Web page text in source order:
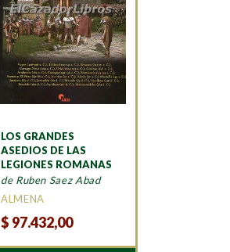
LOS GRANDES
ASEDIOS DE LAS
LEGIONES ROMANAS
de Ruben Saez Abad
ALMENA
$ 97.432,00